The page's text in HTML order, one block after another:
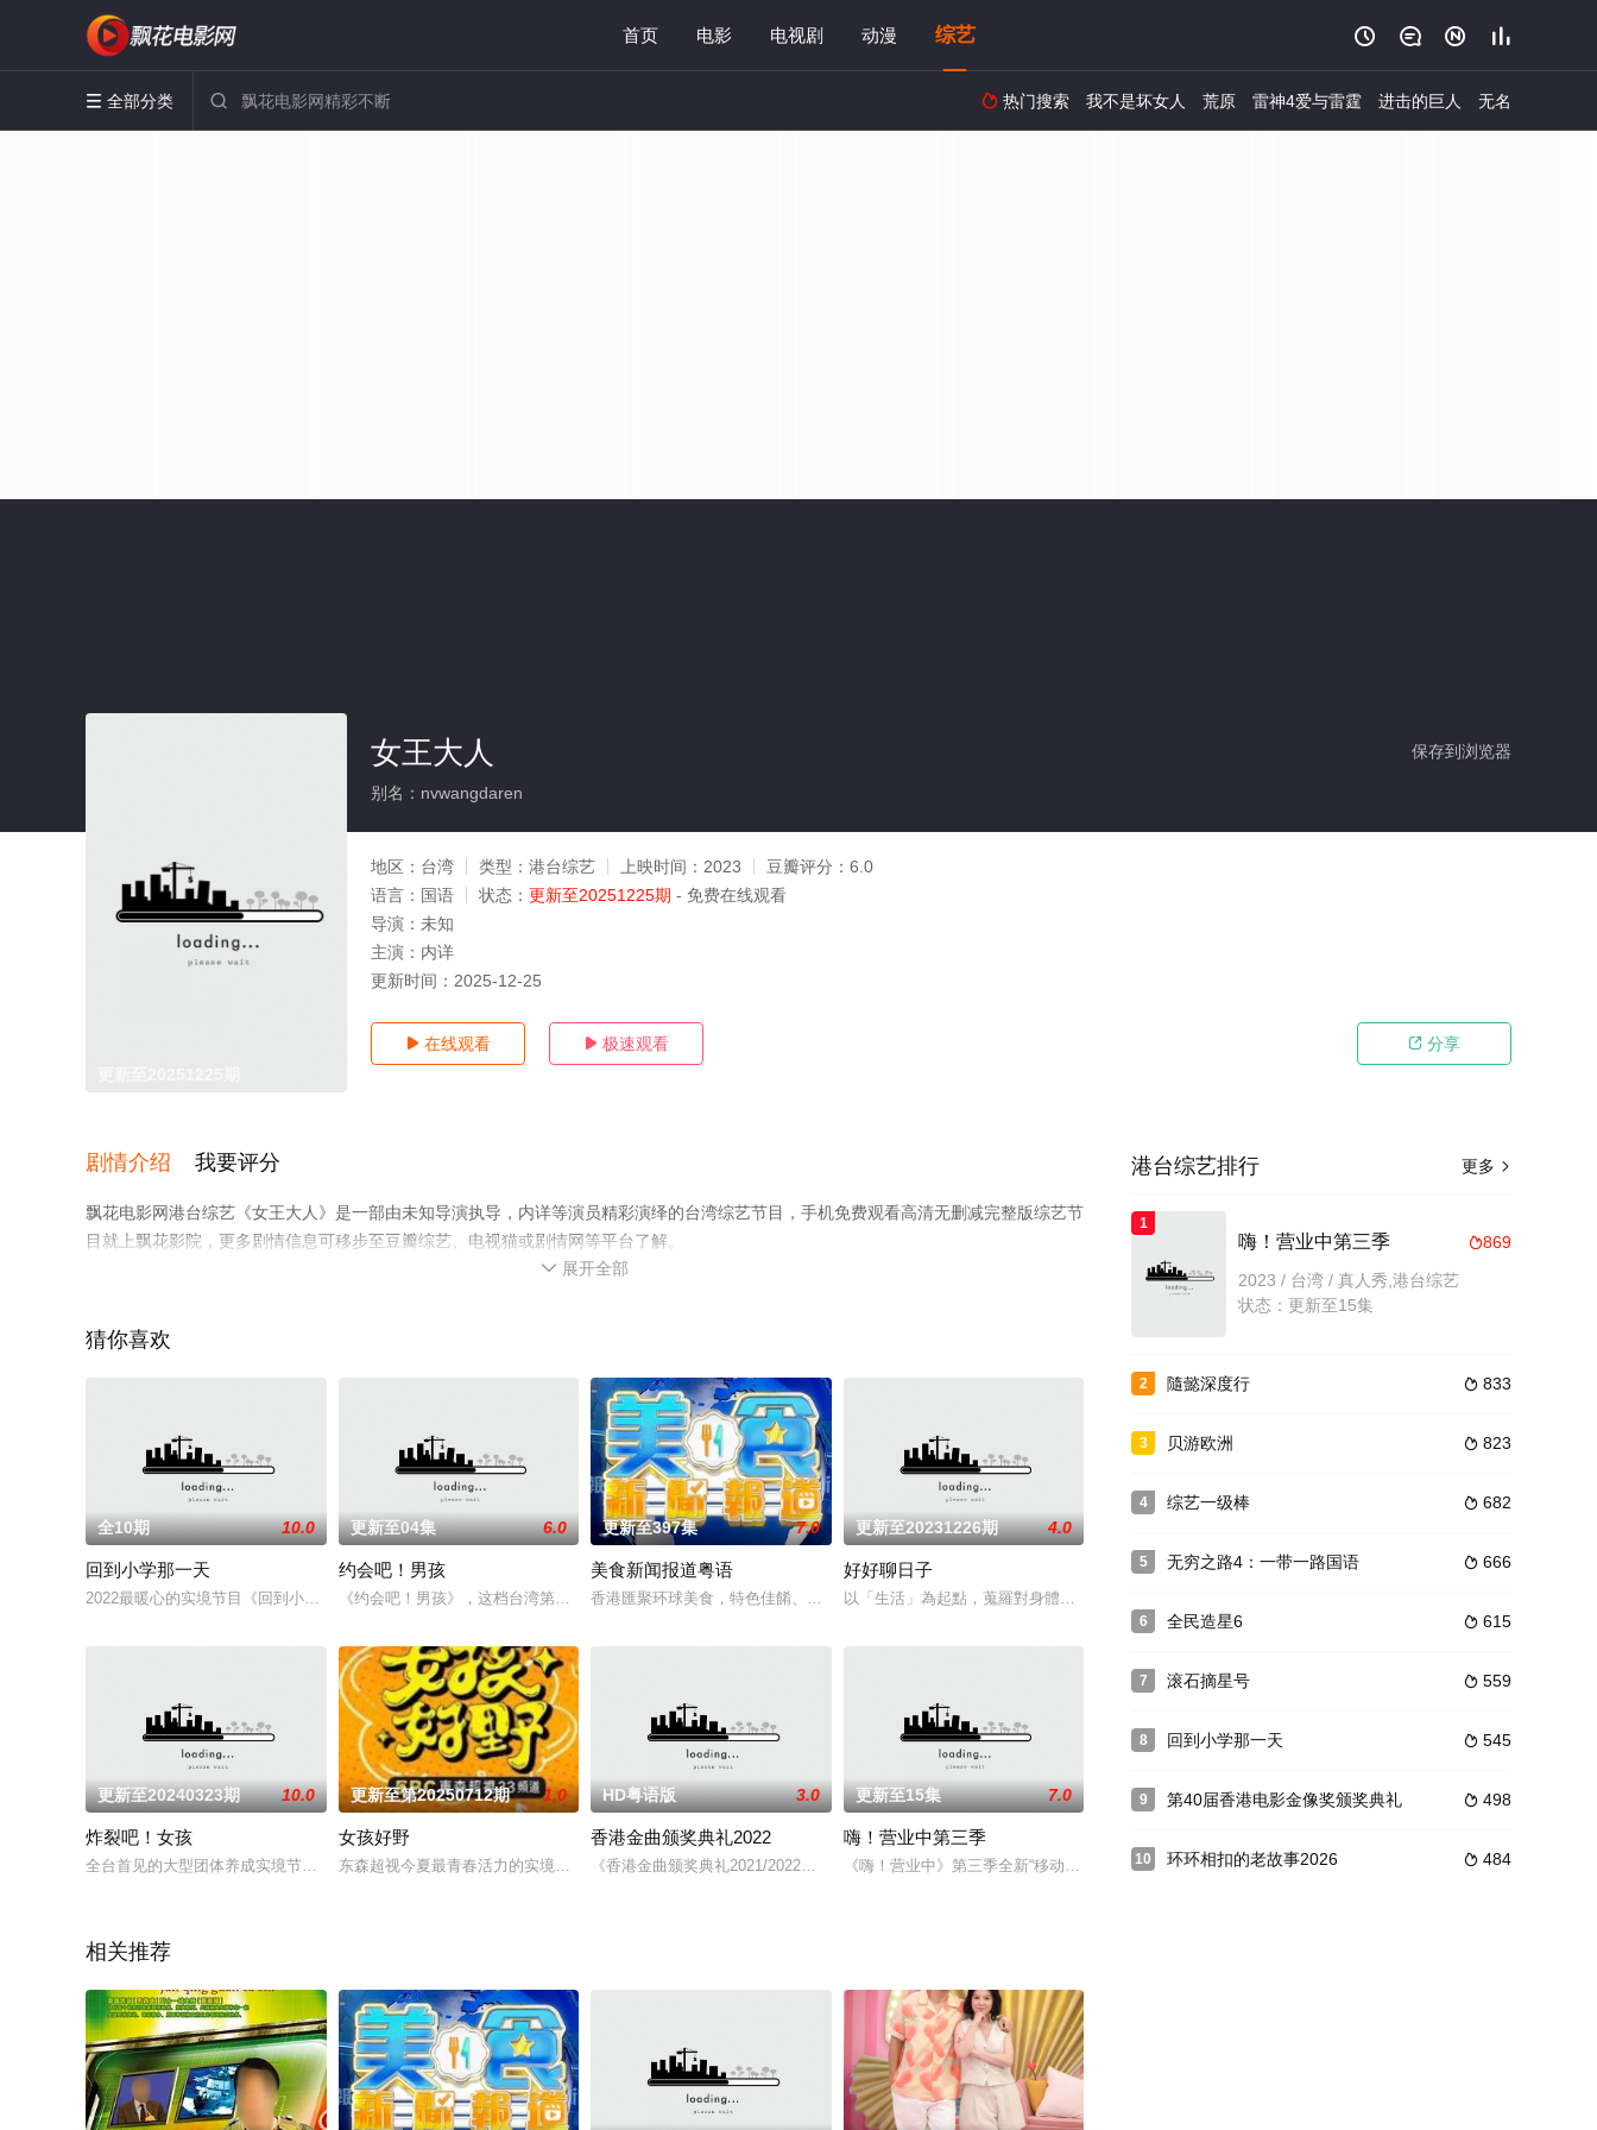
首页 电影 电视剧 动漫 综艺    
 全部分类   热门搜索 我不是坏女人 荒原 雷神4爱与雷霆 进击的巨人 无名
保存到浏览器
女王大人
别名：nvwangdaren
地区： 台湾 类型： 港台综艺 上映时间： 2023 豆瓣评分： 6.0
语言： 国语 状态： 更新至20251225期 - 免费在线观看
导演： 未知
主演： 内详
更新时间： 2025-12-25
 在线观看  极速观看  分享
剧情介绍 我要评分
飘花电影网港台综艺《女王大人》是一部由未知导演执导，内详等演员精彩演绎的台湾综艺节目，手机免费观看高清无删减完整版综艺节
目就上飘花影院，更多剧情信息可移步至豆瓣综艺、电视猫或剧情网等平台了解。
 展开全部
猜你喜欢
全10期 10.0
回到小学那一天
2022最暖心的实境节目《回到小学的那1天》10/27 晚上10点 三立都会台播出
更新至04集 6.0
约会吧！男孩
《约会吧！男孩》，这档台湾第一档同志恋爱实境秀节目，将「纯爱」定为其核心主题。这里并非追求浮华与虚荣，而是专注于那份纯粹而真挚的感情，并将它呈现
更新至397集 7.0
美食新闻报道粤语
香港匯聚环球美食，特色佳餚、贴地料理受到识饮识食之人的密切关注！黄婉曼、蔡雪莹、倪嘉雯、黄嘉雯、廖慧仪、伍倩彤等美食主播、主持，
更新至20231226期 4.0
好好聊日子
以「生活」為起點，蒐羅對身體有益的食品與日用品我們用心精挑細選，透過各界達人與專家的推薦介紹邀您
更新至20240323期 10.0
炸裂吧！女孩
全台首见的大型团体养成实境节目！集结24位来自不同领域的人气指标女孩，在这一百个热血的日子里，即将创造属于自己的炸裂时刻，未知的环境，无数的挑战
更新至第20250712期 1.0
女孩好野
东森超视今夏最青春活力的实境节目《女孩好野》，6位艺人将在节目中全台玩透透，挑战最刺激的、拍出最漂亮的，玩出最有活力的实境节目！
HD粤语版 3.0
香港金曲颁奖典礼2022
《香港金曲颁奖典礼2021/2022》是由TVB、香港电台主办的音乐类奖项。《香港金曲颁奖典礼2021/2022》于2022年7月24日在将军澳
更新至15集 7.0
嗨！营业中第三季
《嗨！营业中》第三季全新“移动营业任务”，伙伴将前往不同地点挑战不同营业难关。
相关推荐
更多 
港台综艺排行
1
869
嗨！营业中第三季
2023 / 台湾 / 真人秀,港台综艺
状态：更新至15集
2  833
隨懿深度行
3  823
贝游欧洲
4  682
综艺一级棒
5  666
无穷之路4：一带一路国语
6  615
全民造星6
7  559
滚石摘星号
8  545
回到小学那一天
9  498
第40届香港电影金像奖颁奖典礼
10  484
环环相扣的老故事2026